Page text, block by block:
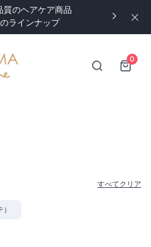
のヘアケア商品
ラインナップ
0
すべてクリア